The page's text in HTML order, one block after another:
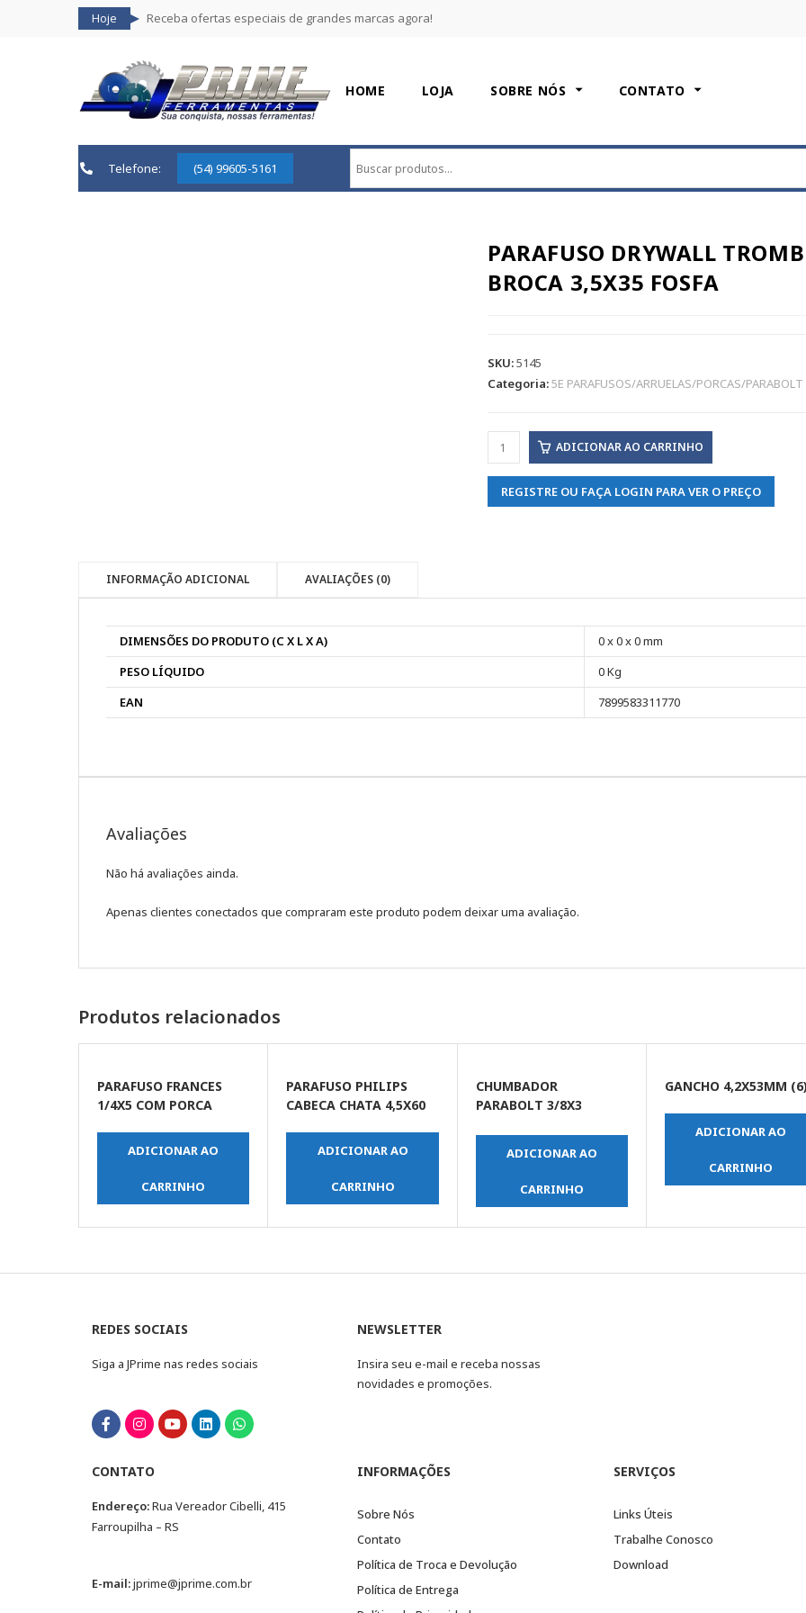
Hoje Receba ofertas especiais de grandes marcas agora!
HOME LOJA SOBRE NÓS CONTATO
Telefone: (54) 99605-5161
PARAFUSO DRYWALL TROMB
BROCA 3,5X35 FOSFA
SKU:5145
Categoria:5E PARAFUSOS/ARRUELAS/PORCAS/PARABOLT
ADICIONAR AO CARRINHO
REGISTRE OU FAÇA LOGIN PARA VER O PREÇO
INFORMAÇÃO ADICIONAL AVALIAÇÕES (0)
DIMENSÕES DO PRODUTO (C X L X A)
0 x 0 x 0 mm
PESO LÍQUIDO
0 Kg
EAN
7899583311770
Avaliações
Não há avaliações ainda.
Apenas clientes conectados que compraram este produto podem deixar uma avaliação.
Produtos relacionados
PARAFUSO FRANCES
1/4X5 COM PORCA
ADICIONAR AO
CARRINHO
PARAFUSO PHILIPS
CABECA CHATA 4,5X60
ADICIONAR AO
CARRINHO
CHUMBADOR
PARABOLT 3/8X3
ADICIONAR AO
CARRINHO
GANCHO 4,2X53MM (6)
ADICIONAR AO
CARRINHO
REDES SOCIAIS
Siga a JPrime nas redes sociais
NEWSLETTER
Insira seu e-mail e receba nossas
novidades e promoções.
CONTATO
Endereço:Rua Vereador Cibelli, 415
Farroupilha – RS
E-mail:jprime@jprime.com.br
INFORMAÇÕES
Sobre Nós
Contato
Política de Troca e Devolução
Política de Entrega
SERVIÇOS
Links Úteis
Trabalhe Conosco
Download